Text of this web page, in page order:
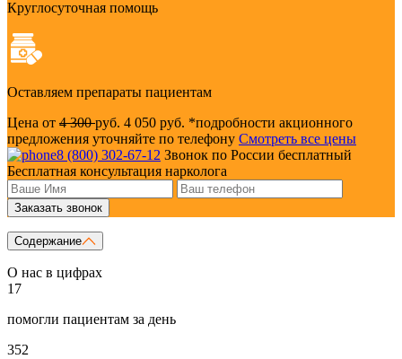
Круглосуточная помощь
Оставляем препараты пациентам
Цена от 4 300руб. 4 050 руб. *подробности акционного
предложения уточняйте по телефону Смотреть все цены
8 (800) 302-67-12 Звонок по России бесплатный
Бесплатная консультация нарколога
Заказать звонок
Содержание
О нас в цифрах
17
помогли пациентам за день
352